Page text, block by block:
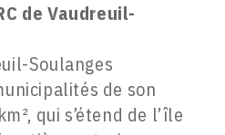
de Vaudreuil-
Soulanges
de son
qui s’étend de l’île